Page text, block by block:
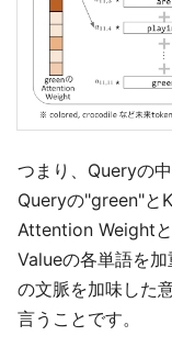
つまり、Queryの
Queryの"green"と
Attention Weight
Valueの各単語を
の文脈を加味した
言うことです。